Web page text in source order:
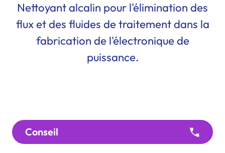
Nettoyant alcalin pour l'élimination des
flux et des fluides de traitement dans la
fabrication de l'électronique de
puissance.
Conseil